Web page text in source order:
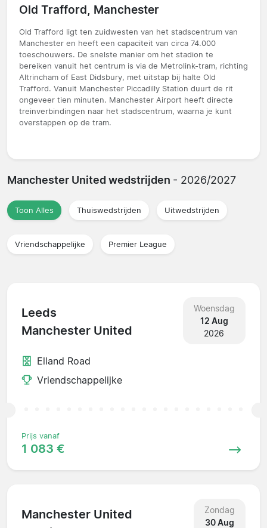
Old Trafford, Manchester
Old Trafford ligt ten zuidwesten van het stadscentrum van
Manchester en heeft een capaciteit van circa 74.000
toeschouwers. De snelste manier om het stadion te
bereiken vanuit het centrum is via de Metrolink-tram, richting
Altrincham of East Didsbury, met uitstap bij halte Old
Trafford. Vanuit Manchester Piccadilly Station duurt de rit
ongeveer tien minuten. Manchester Airport heeft directe
treinverbindingen naar het stadscentrum, waarna je kunt
overstappen op de tram.
Manchester United wedstrijden - 2026/2027
Toon Alles Thuiswedstrijden Uitwedstrijden
Vriendschappelijke Premier League
Leeds
Manchester United
Woensdag
12 Aug
2026
Elland Road
Vriendschappelijke
Prijs vanaf
1 083 €
Manchester United
Zondag
30 Aug